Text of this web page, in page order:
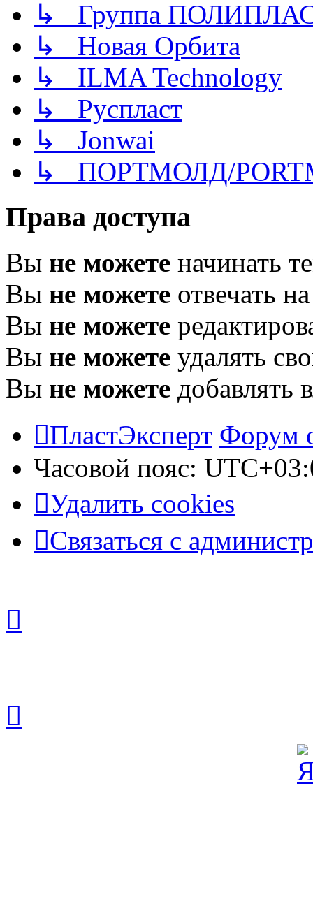
↳ Группа
↳ Новая Орбита
↳ ILMA Technology
↳ Руспласт
↳ Jonwai
↳ ПОРТМОЛД/
Права доступа
Вы не можете начинать
Вы не можете отвечать
Вы не можете
Вы не можете удалять
Вы не можете добавлять
ПластЭксперт Форум
Часовой пояс:
Удалить cookies
Связаться с